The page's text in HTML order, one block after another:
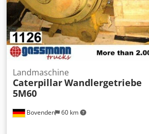
Bovenden 60 km
Landmaschine
CaterpillarWandlergetriebe
5M60